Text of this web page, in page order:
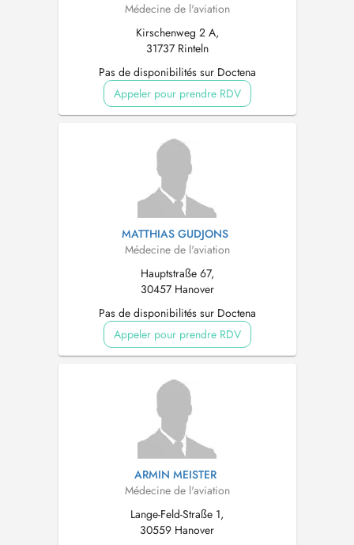
Médecine de l'aviation
Kirschenweg 2 A,
31737 Rinteln
Pas de disponibilités sur Doctena
Appeler pour prendre RDV
MATTHIAS GUDJONS
Médecine de l'aviation
Hauptstraße 67,
30457 Hanover
Pas de disponibilités sur Doctena
Appeler pour prendre RDV
ARMIN MEISTER
Médecine de l'aviation
Lange-Feld-Straße 1,
30559 Hanover